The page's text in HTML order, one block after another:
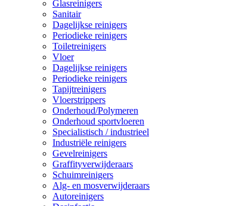
Glasreinigers
Sanitair
Dagelijkse reinigers
Periodieke reinigers
Toiletreinigers
Vloer
Dagelijkse reinigers
Periodieke reinigers
Tapijtreinigers
Vloerstrippers
Onderhoud/Polymeren
Onderhoud sportvloeren
Specialistisch / industrieel
Industriële reinigers
Gevelreinigers
Graffityverwijderaars
Schuimreinigers
Alg- en mosverwijderaars
Autoreinigers